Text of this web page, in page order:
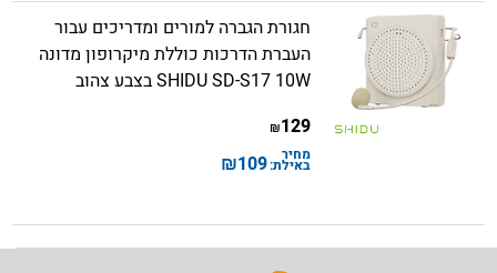
חגורת הגברה למורים ומדריכים עבור
העברת הדרכות כוללת מיקרופון מדונה
SHIDU SD-S17 10W בצבע צהוב
129
₪
מחיר
באילת:109
₪